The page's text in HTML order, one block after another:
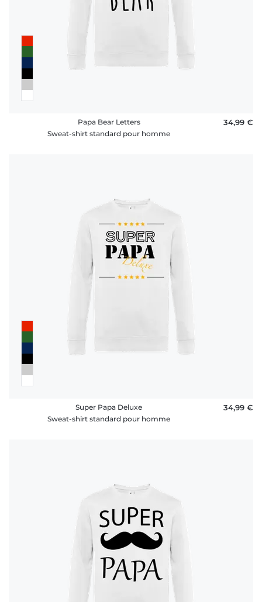
Papa Bear Letters
Sweat-shirt standard pour homme
34,99 €
Super Papa Deluxe
Sweat-shirt standard pour homme
34,99 €